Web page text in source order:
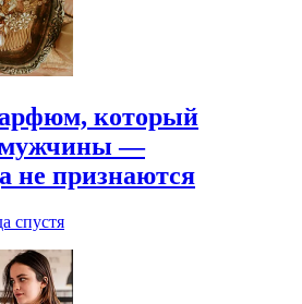
который
мужчины —
не признаются
спустя